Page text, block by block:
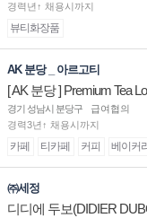
경력년↑ 채용시까지
뷰티화장품
AK 분당 _ 아르고티
[ AK 분당 ] Premium Tea
경기 성남시 분당구
급여협의
경력3년↑ 채용시까지
카페 티카페 커피 베이커리
㈜세정
디디에 두보(DIDIER